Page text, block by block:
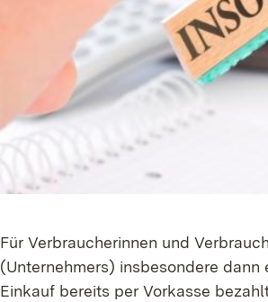
Für Verbraucherinnen und
(Unternehmers) insbesondere
Einkauf bereits per Vorkasse